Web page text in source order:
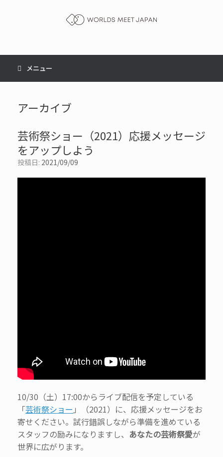
ッ
メニュー
アーカイブ
芸術祭ショー（2021）応援メッセージ
をアップしよう
投稿日: 2021/09/09
10/30（土）17:00からライブ配信を予定している
「芸術祭ショー 」（2021）に、応援メッセージをお
寄せください。試行錯誤しながら準備を進めている
スタッフの励みになりますし、 あなたの芸術祭愛が
世界に広がります。